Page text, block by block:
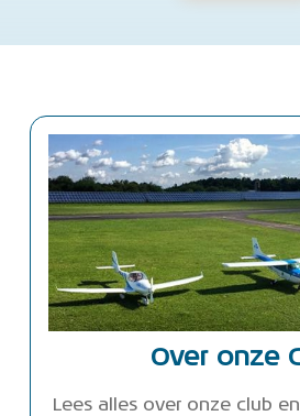
Over onze
Lees alles over onze club